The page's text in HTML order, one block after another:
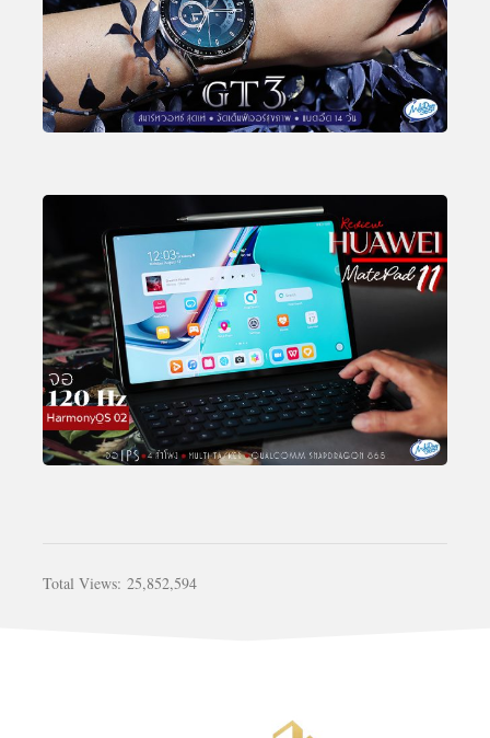
Total Views: 25,852,594